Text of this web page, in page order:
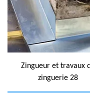
Zingueur et travaux
zinguerie 28